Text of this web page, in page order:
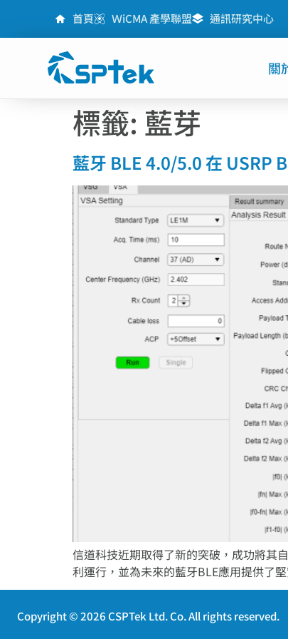
首頁 ＷiCMA 產學聯盟 通訊研究中心
關
標籤: 藍芽
藍牙 BLE 4.0/5.0 在 USRP
信道科技近期取得了新的突破，成功將其
利運行，並為未來的藍牙BLE應用提供了
Copyright © 2026 CSPTek Ltd. Co. All rights reserved.